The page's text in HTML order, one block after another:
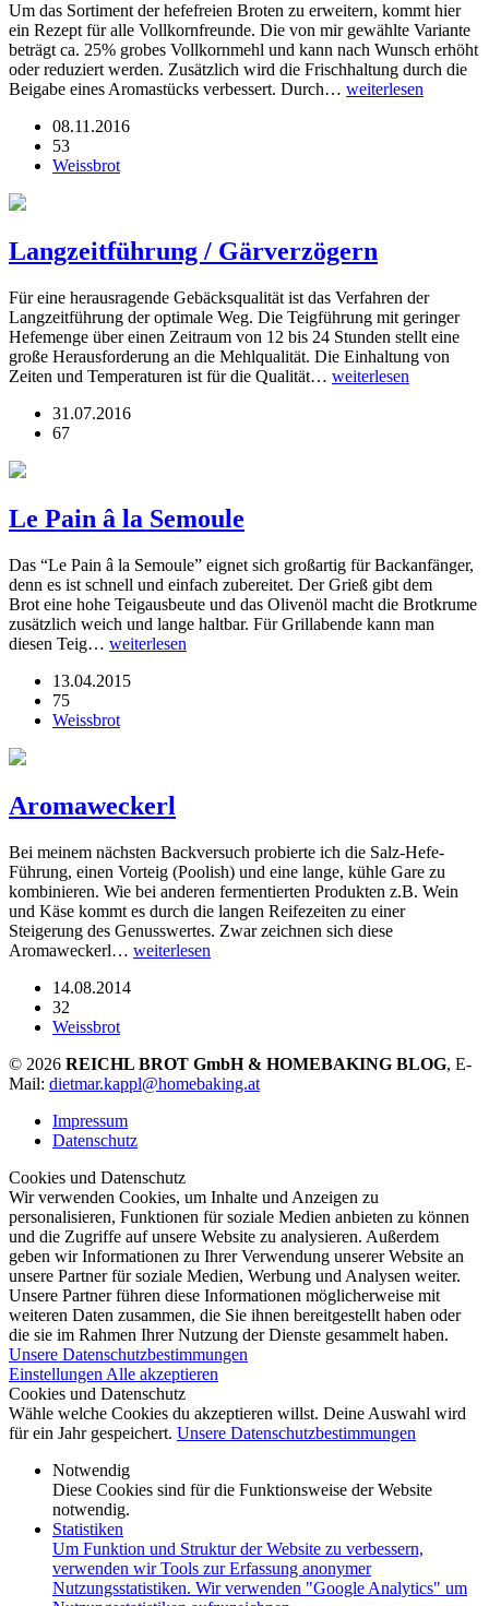
Um das Sortiment der hefefreien Broten zu erweitern, kommt hier
ein Rezept für alle Vollkornfreunde. Die von mir gewählte Variante
beträgt ca. 25% grobes Vollkornmehl und kann nach Wunsch erhöht
oder reduziert werden. Zusätzlich wird die Frischhaltung durch die
Beigabe eines Aromastücks verbessert. Durch… weiterlesen
08.11.2016
53
Weissbrot
Langzeitführung / Gärverzögern
Für eine herausragende Gebäcksqualität ist das Verfahren der
Langzeitführung der optimale Weg. Die Teigführung mit geringer
Hefemenge über einen Zeitraum von 12 bis 24 Stunden stellt eine
große Herausforderung an die Mehlqualität. Die Einhaltung von
Zeiten und Temperaturen ist für die Qualität… weiterlesen
31.07.2016
67
Le Pain â la Semoule
Das “Le Pain â la Semoule” eignet sich großartig für Backanfänger,
denn es ist schnell und einfach zubereitet. Der Grieß gibt dem
Brot eine hohe Teigausbeute und das Olivenöl macht die Brotkrume
zusätzlich weich und lange haltbar. Für Grillabende kann man
diesen Teig… weiterlesen
13.04.2015
75
Weissbrot
Aromaweckerl
Bei meinem nächsten Backversuch probierte ich die Salz-Hefe-
Führung, einen Vorteig (Poolish) und eine lange, kühle Gare zu
kombinieren. Wie bei anderen fermentierten Produkten z.B. Wein
und Käse kommt es durch die langen Reifezeiten zu einer
Steigerung des Genusswertes. Zwar zeichnen sich diese
Aromaweckerl… weiterlesen
14.08.2014
32
Weissbrot
© 2026 REICHL BROT GmbH & HOMEBAKING BLOG, E-
Mail: dietmar.kappl@homebaking.at
Impressum
Datenschutz
Cookies und Datenschutz
Wir verwenden Cookies, um Inhalte und Anzeigen zu
personalisieren, Funktionen für soziale Medien anbieten zu können
und die Zugriffe auf unsere Website zu analysieren. Außerdem
geben wir Informationen zu Ihrer Verwendung unserer Website an
unsere Partner für soziale Medien, Werbung und Analysen weiter.
Unsere Partner führen diese Informationen möglicherweise mit
weiteren Daten zusammen, die Sie ihnen bereitgestellt haben oder
die sie im Rahmen Ihrer Nutzung der Dienste gesammelt haben.
Unsere Datenschutzbestimmungen
Einstellungen Alle akzeptieren
Cookies und Datenschutz
Wähle welche Cookies du akzeptieren willst. Deine Auswahl wird
für ein Jahr gespeichert. Unsere Datenschutzbestimmungen
Notwendig
Diese Cookies sind für die Funktionsweise der Website
notwendig.
Statistiken
Um Funktion und Struktur der Website zu verbessern,
verwenden wir Tools zur Erfassung anonymer
Nutzungsstatistiken. Wir verwenden "Google Analytics" um